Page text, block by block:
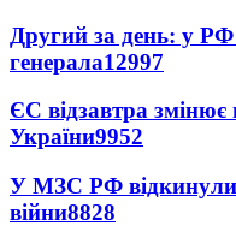
Другий за день: у
генерала12997
ЄС відзавтра змінює
України9952
У МЗС РФ відкинули
війни8828